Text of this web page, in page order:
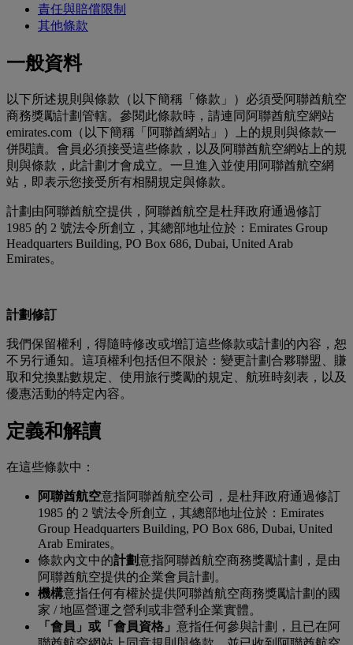
責任與賠償限制
其他條款
一般資料
以下所述規則與條款（以下簡稱「條款」）必須受阿聯酋航空
商務獎勵計劃管轄。參閱此條款時，請連同阿聯酋航空網站
emirates.com（以下簡稱「阿聯酋網站」）上的規則與條款一
併閱讀。會員必須接受這些條款，以及阿聯酋航空網站上的規
則與條款，此計劃才會成立。一旦進入並使用阿聯酋航空網
站，即表示您接受所有相關規定與條款。
計劃由阿聯酋航空提供，阿聯酋航空是杜拜政府通過修訂
1985 的 2 號法令所創立，其總部地址位於：Emirates Group
Headquarters Building, PO Box 686, Dubai, United Arab
Emirates。
計劃修訂
我們保留權利，得隨時修改或增訂這些條款或計劃的內容，恕
不另行通知。這項權利包括但不限於：變更計劃合夥聯盟、賺
取和兌換點數規定、使用旅行獎勵的規定、航班時刻表，以及
優惠活動的特定內容。
定義和解讀
在這些條款中：
阿聯酋航空意指阿聯酋航空公司，是杜拜政府通過修訂
1985 的 2 號法令所創立，其總部地址位於：Emirates
Group Headquarters Building, PO Box 686, Dubai, United
Arab Emirates。
條款內文中的計劃意指阿聯酋航空商務獎勵計劃，是由
阿聯酋航空提供的企業會員計劃。
機構意指任何有權於提供阿聯酋航空商務獎勵計劃的國
家 / 地區營運之營利或非營利企業實體。
「會員」或「會員資格」 意指任何參與計劃，且已在阿